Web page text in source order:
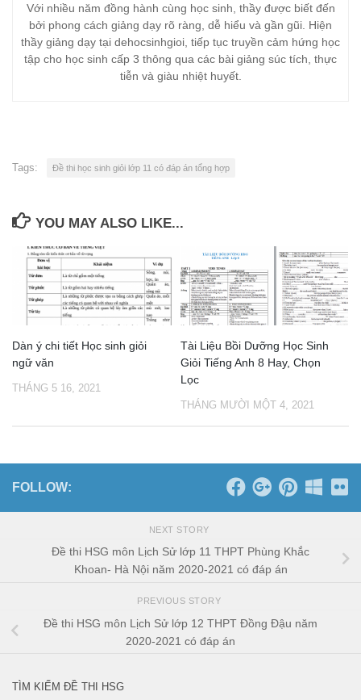
Với nhiều năm đồng hành cùng học sinh, thầy được biết đến
bởi phong cách giảng dạy rõ ràng, dễ hiểu và gần gũi. Hiện
thầy giảng dạy tại dehocsinhgioi, tiếp tục truyền cảm hứng học
tập cho học sinh cấp 3 thông qua các bài giảng súc tích, thực
tiễn và giàu nhiệt huyết.
Tags: Đề thi học sinh giỏi lớp 11 có đáp án tổng hợp
YOU MAY ALSO LIKE...
Dàn ý chi tiết Học sinh giỏi
ngữ văn
THÁNG 5 16, 2021
Tài Liệu Bồi Dưỡng Học Sinh
Giỏi Tiếng Anh 8 Hay, Chọn
Lọc
THÁNG MƯỜI MỘT 4, 2021
FOLLOW:
NEXT STORY
Đề thi HSG môn Lịch Sử lớp 11 THPT Phùng Khắc
Khoan- Hà Nội năm 2020-2021 có đáp án
PREVIOUS STORY
Đề thi HSG môn Lịch Sử lớp 12 THPT Đồng Đậu năm
2020-2021 có đáp án
TÌM KIẾM ĐỀ THI HSG